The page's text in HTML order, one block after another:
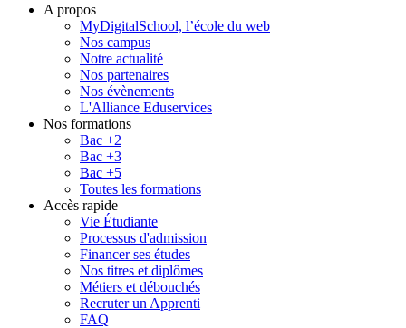
A propos
MyDigitalSchool, l’école du web
Nos campus
Notre actualité
Nos partenaires
Nos évènements
L'Alliance Eduservices
Nos formations
Bac +2
Bac +3
Bac +5
Toutes les formations
Accès rapide
Vie Étudiante
Processus d'admission
Financer ses études
Nos titres et diplômes
Métiers et débouchés
Recruter un Apprenti
FAQ